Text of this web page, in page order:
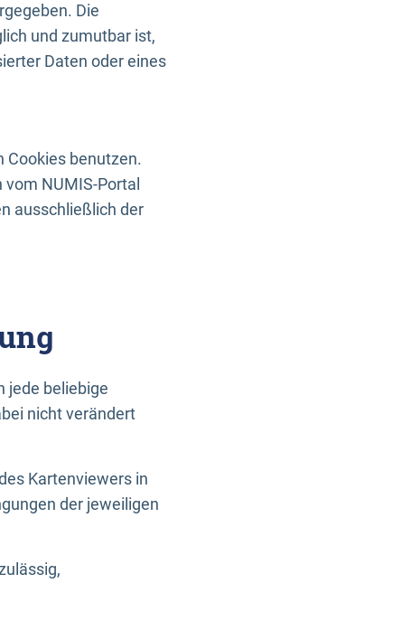
Die
und zumutbar ist,
Daten oder eines
Cookies benutzen.
NUMIS-Portal
ausschließlich der
jede beliebige
nicht verändert
Kartenviewers in
der jeweiligen